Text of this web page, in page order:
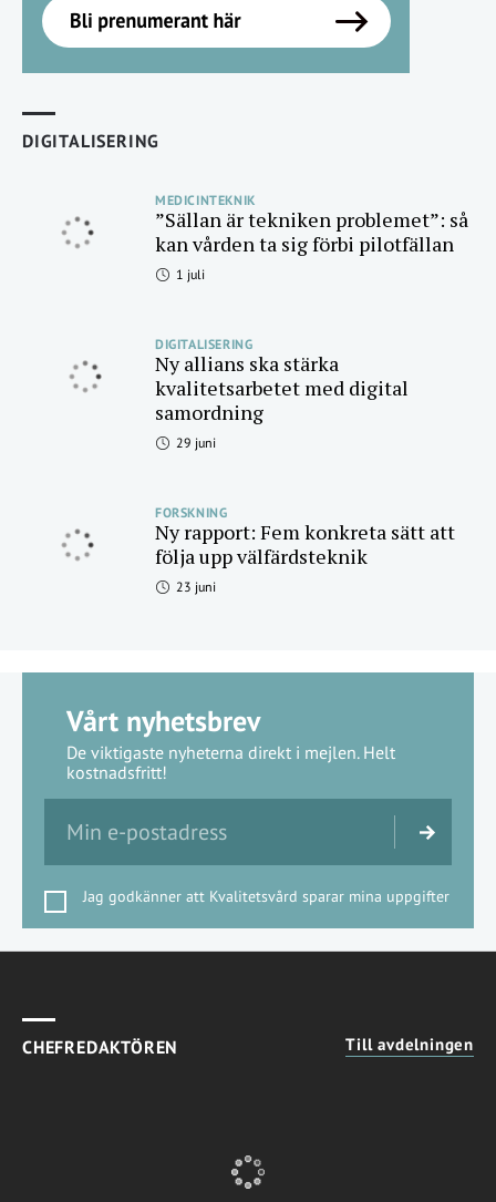
DIGITALISERING
MEDICINTEKNIK
”Sällan är tekniken problemet”: så
kan vården ta sig förbi pilotfällan
1 juli
DIGITALISERING
Ny allians ska stärka
kvalitetsarbetet med digital
samordning
29 juni
FORSKNING
Ny rapport: Fem konkreta sätt att
följa upp välfärdsteknik
23 juni
Vårt nyhetsbrev
De viktigaste nyheterna direkt i mejlen. Helt
kostnadsfritt!
Jag godkänner att Kvalitetsvård sparar mina uppgifter
CHEFREDAKTÖREN Till avdelningen